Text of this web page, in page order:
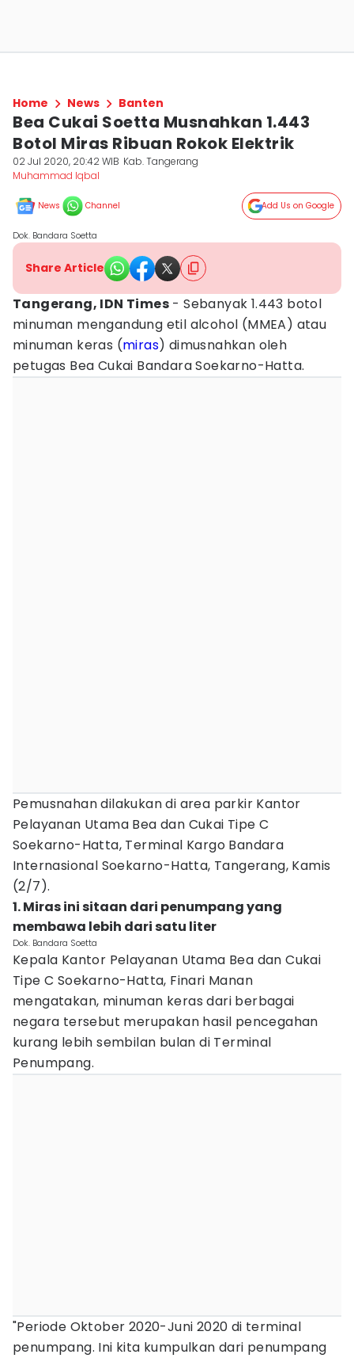
Home News Banten
Bea Cukai Soetta Musnahkan 1.443
Botol Miras Ribuan Rokok Elektrik
02 Jul 2020, 20:42 WIB Kab. Tangerang
Muhammad Iqbal
News Channel Add Us on Google
Dok. Bandara Soetta
Share Article
Tangerang, IDN Times - Sebanyak 1.443 botol
minuman mengandung etil alcohol (MMEA) atau
minuman keras (miras) dimusnahkan oleh
petugas Bea Cukai Bandara Soekarno-Hatta.
Pemusnahan dilakukan di area parkir Kantor
Pelayanan Utama Bea dan Cukai Tipe C
Soekarno-Hatta, Terminal Kargo Bandara
Internasional Soekarno-Hatta, Tangerang, Kamis
(2/7).
1. Miras ini sitaan dari penumpang yang
membawa lebih dari satu liter
Dok. Bandara Soetta
Kepala Kantor Pelayanan Utama Bea dan Cukai
Tipe C Soekarno-Hatta, Finari Manan
mengatakan, minuman keras dari berbagai
negara tersebut merupakan hasil pencegahan
kurang lebih sembilan bulan di Terminal
Penumpang.
"Periode Oktober 2020-Juni 2020 di terminal
penumpang. Ini kita kumpulkan dari penumpang